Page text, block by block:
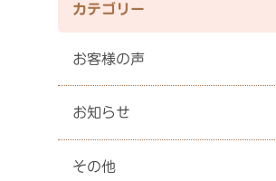
カテゴリー
お客様の声
お知らせ
その他